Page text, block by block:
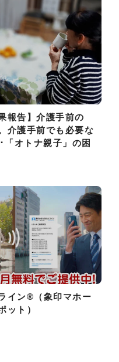
報告】介護手前の
介護手前でも必要な
「オトナ親子」の困
イン®（象印マホー
ット）